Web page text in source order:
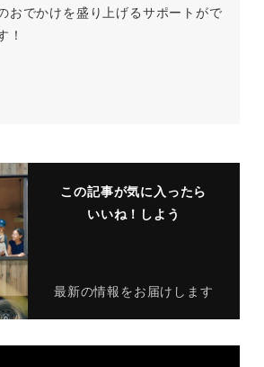
おでかけを盛り上げるサポートがで
！
この記事が気に入ったら
いいね！しよう
最新の情報をお届けします